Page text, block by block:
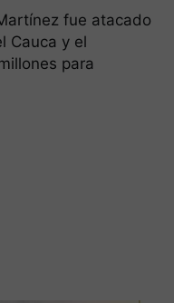
fue atacado
Cauca y el
para